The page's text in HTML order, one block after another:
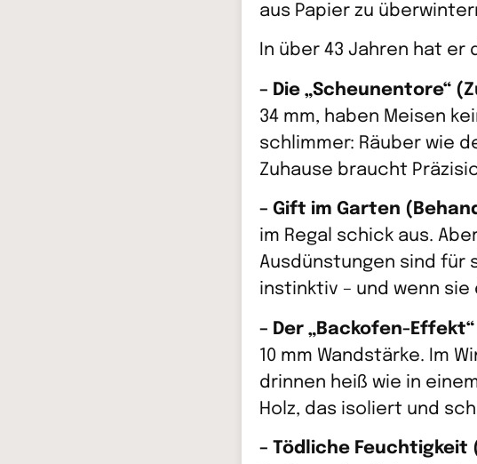
aus Papier zu
In über 43 Jahren hat er
– Die „Scheunentore“
34 mm, haben Meisen
schlimmer: Räuber wie
Zuhause braucht
– Gift im Garten
im Regal schick aus.
Ausdünstungen sind für
instinktiv – und wenn
– Der „Backofen-
10 mm Wandstärke. Im
drinnen heiß wie in
Holz, das isoliert und
– Tödliche